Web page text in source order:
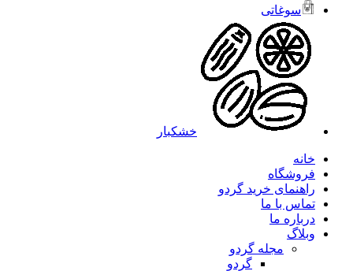
سوغاتی
خشکبار
خانه
فروشگاه
راهنمای خرید گردو
تماس با ما
درباره ما
وبلاگ
مجله گردو
گردو